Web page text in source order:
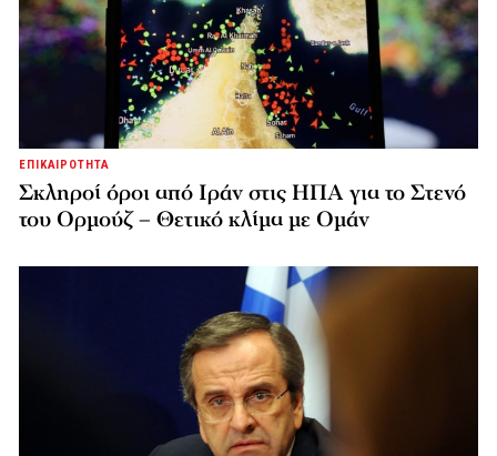
ΕΠΙΚΑΙΡΟΤΗΤΑ
Σκληροί όροι από Ιράν στις ΗΠΑ για το Στενό
του Ορμούζ – Θετικό κλίμα με Ομάν